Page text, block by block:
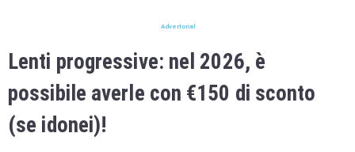
Advertorial
Lenti progressive: nel 2026, è
possibile averle con €150 di sconto
(se idonei)!